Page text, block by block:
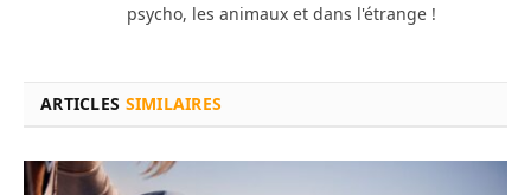
psycho, les animaux et dans l'étrange !
ARTICLES SIMILAIRES